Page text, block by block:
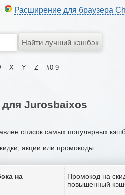
Расширение для браузера
X Y Z #0-9
Jurosbaixos
список самых популярных
акции или промокоды.
на
Промокод на
повышенный